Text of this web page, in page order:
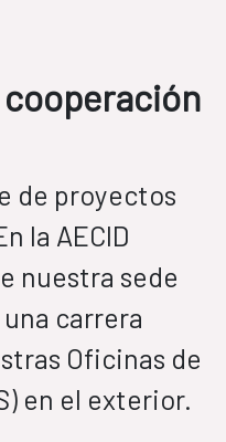
de proyectos
la AECID
nuestra sede
carrera
Oficinas de
en el exterior.